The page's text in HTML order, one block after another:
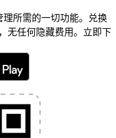
所需的一切功能。兑换
无任何隐藏费用。立即下